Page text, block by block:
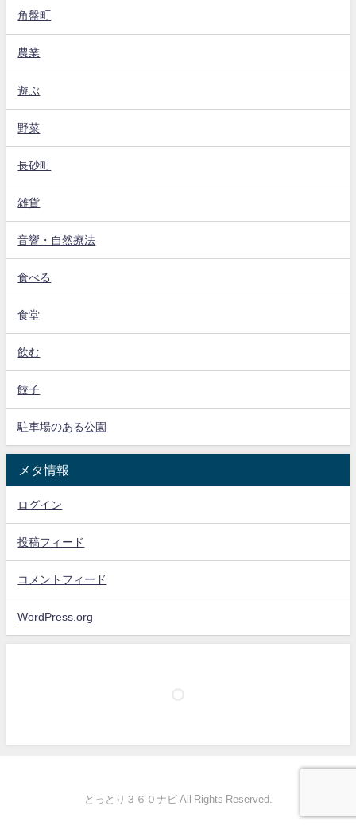
角盤町
農業
遊ぶ
野菜
長砂町
雑貨
音響・自然療法
食べる
食堂
飲む
餃子
駐車場のある公園
メタ情報
ログイン
投稿フィード
コメントフィード
WordPress.org
とっとり３６０ナビ All Rights Reserved.